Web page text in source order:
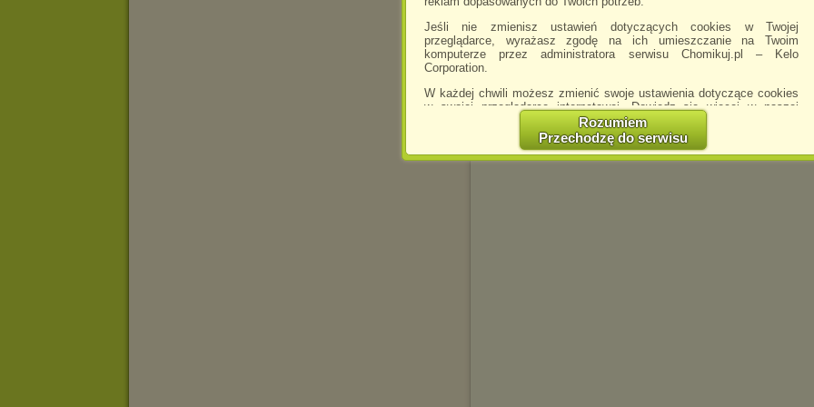
Jeśli nie zmienisz ustawień dotyczących cookies w Twojej
przeglądarce, wyrażasz zgodę na ich umieszczanie na Twoim
komputerze przez administratora serwisu Chomikuj.pl – Kelo
Corporation.
W każdej chwili możesz zmienić swoje ustawienia dotyczące cookies
w swojej przeglądarce internetowej. Dowiedz się więcej w naszej
http://chomikuj.pl/PolitykaPrywatnosci.aspx
Jednocześnie informujemy że zmiana ustawień przeglądarki może
spowodować ograniczenie korzystania ze strony Chomikuj.pl.
Rozumiem
Przechodzę do serwisu
HitarashiMiki napisano 23.01.2023 17:38